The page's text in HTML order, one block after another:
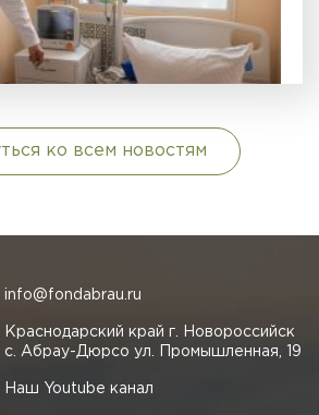
ко всем новостям
info@fondabrau.ru
Краснодарский край г. Новороссийск
с. Абрау-Дюрсо ул. Промышленная, 19
Наш Youtube канал